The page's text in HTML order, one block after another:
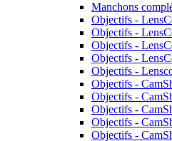
Manchons
Objectifs -
Objectifs -
Objectifs -
Objectifs -
Objectifs -
Objectifs -
Objectifs -
Objectifs -
Objectifs -
Objectifs -